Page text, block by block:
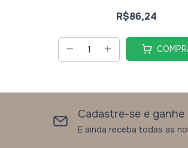
R$86,24
Cadastre-se e ganhe
E ainda receba todas as